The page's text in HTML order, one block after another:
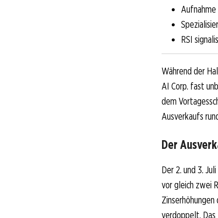
Aufnahme
RSI
Während der
AI Corp. fast
dem
Ausverkaufs
Der
Der 2. und 3.
vor gleich zwei
verdoppelt.